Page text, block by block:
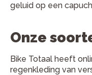
geluid op een
Onze
Bike Totaal heeft
regenkleding van